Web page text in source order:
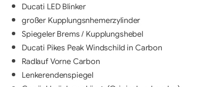
Ducati LED Blinker
großer Kupplungsnhemerzylinder
Spiegeler Brems / Kupplungshebel
Ducati Pikes Peak Windschild in Carbon
Radlauf Vorne Carbon
Lenkerendenspiegel